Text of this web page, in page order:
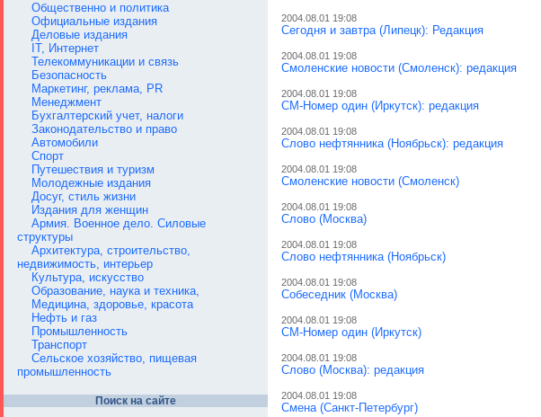
Общественно и политика
Официальные издания
Деловые издания
IT, Интернет
Телекоммуникации и связь
Безопасность
Маркетинг, реклама, PR
Менеджмент
Бухгалтерский учет, налоги
Законодательство и право
Автомобили
Спорт
Путешествия и туризм
Молодежные издания
Досуг, стиль жизни
Издания для женщин
Армия. Военное дело. Силовые
структуры
Архитектура, строительство,
недвижимость, интерьер
Культура, искусство
Образование, наука и техника,
Медицина, здоровье, красота
Нефть и газ
Промышленность
Транспорт
Сельское хозяйство, пищевая
промышленность
Поиск на сайте
2004.08.01 19:08
Сегодня и завтра (Липецк): Редакция
2004.08.01 19:08
Смоленские новости (Смоленск): редакция
2004.08.01 19:08
СМ-Номер один (Иркутск): редакция
2004.08.01 19:08
Слово нефтянника (Ноябрьск): редакция
2004.08.01 19:08
Смоленские новости (Смоленск)
2004.08.01 19:08
Слово (Москва)
2004.08.01 19:08
Слово нефтянника (Ноябрьск)
2004.08.01 19:08
Собеседник (Москва)
2004.08.01 19:08
СМ-Номер один (Иркутск)
2004.08.01 19:08
Слово (Москва): редакция
2004.08.01 19:08
Смена (Санкт-Петербург)